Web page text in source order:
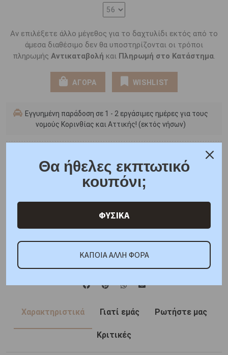
Αν επιλέξετε άλλο μέγεθος για το δαχτυλίδι εκτός από το
άμεσα διαθέσιμο δεν θα υποστηρίζονται οι τρόποι
πληρωμής Αντικαταβολή και Πληρωμή στο Κατάστημα.
ΑΓΟΡΑ WISHLIST
Εγγυημένη παράδοση σε 1 - 2 εργάσιμες ημέρες για τους
νομούς Κορινθίας και Αττικής! (εκτός νήσων)
Μεγεθολόγιο Δαχτυλιδιών
Δωρεάν μεταφορικά για όλες τις παραγγελίες
F.A.Q.
ONLINE CHAT
SHARE THE LOVE
Χαρακτηριστικά Γιατί εμάς Ρωτήστε μας
Κριτικές
Θα ήθελες εκπτωτικό
κουπόνι;
ΦΥΣΙΚΑ
ΚΑΠΟΙΑ ΑΛΛΗ ΦΟΡΑ